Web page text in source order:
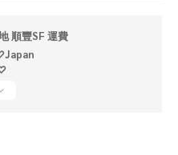
順豐SF 運費